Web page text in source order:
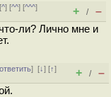
^] [^^] [^^^]
+ / –
ли? Лично мне и
ответить][↓] [↑]
+ / –